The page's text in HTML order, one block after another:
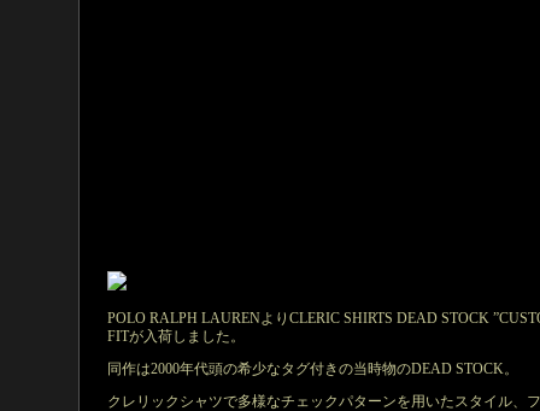
POLO RALPH LAURENよりCLERIC SHIRTS DEAD STOCK
FITが入荷しました。
同作は2000年代頭の希少なタグ付きの当時物のDEAD STOCK。
クレリックシャツで多様なチェックパターンを用いたスタイル、